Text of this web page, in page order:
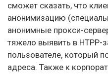
сможет сказать, что
анонимизацию
анонимные прокси-
тяжело выявить в
пользователе, который
адреса. Также к